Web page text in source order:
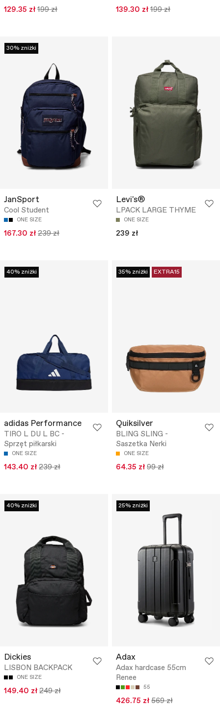
129.35 zł 199 zł 139.30 zł 199 zł
30% zniżki
JanSport
Cool Student
ONE SIZE
167.30 zł 239 zł
Levi's®
LPACK LARGE THYME
ONE SIZE
239 zł
40% zniżki
adidas Performance
TIRO L DU L BC -
Sprzęt piłkarski
ONE SIZE
143.40 zł 239 zł
35% zniżki EXTRA15
Quiksilver
BLING SLING -
Saszetka Nerki
ONE SIZE
64.35 zł 99 zł
40% zniżki
Dickies
LISBON BACKPACK
ONE SIZE
149.40 zł 249 zł
25% zniżki
Adax
Adax hardcase 55cm
Renee
55
426.75 zł 569 zł